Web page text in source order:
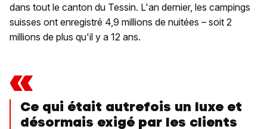
dans tout le canton du Tessin. L'an dernier, les campings
suisses ont enregistré 4,9 millions de nuitées – soit 2
millions de plus qu'il y a 12 ans.
«
Ce qui était autrefois un luxe et
désormais exigé par les clients